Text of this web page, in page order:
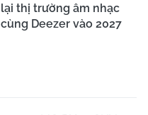
lại thị trường âm nhạc
cùng Deezer vào 2027